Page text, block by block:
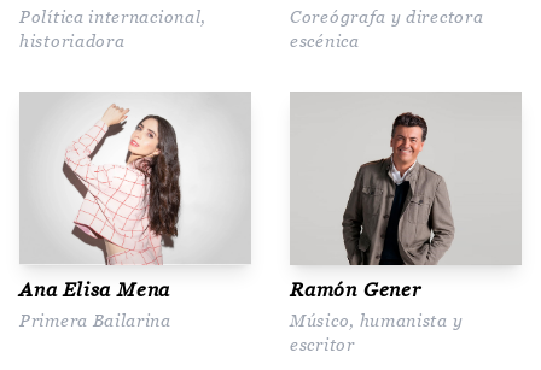
Política internacional,
historiadora
Coreógrafa y directora
escénica
Ana Elisa Mena
Primera Bailarina
Ramón Gener
Músico, humanista y
escritor